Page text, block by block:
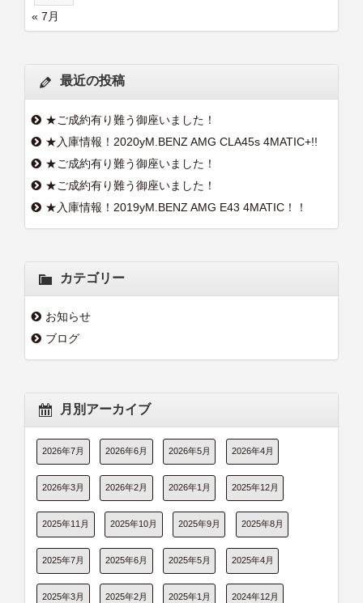
« 7月
最近の投稿
★ご成約有り難う御座いました！
★入庫情報！2020yM.BENZ AMG CLA45s 4MATIC+!!
★ご成約有り難う御座いました！
★ご成約有り難う御座いました！
★入庫情報！2019yM.BENZ AMG E43 4MATIC！！
カテゴリー
お知らせ
ブログ
月別アーカイブ
2026年7月 2026年6月 2026年5月 2026年4月
2026年3月 2026年2月 2026年1月 2025年12月
2025年11月 2025年10月 2025年9月 2025年8月
2025年7月 2025年6月 2025年5月 2025年4月
2025年3月 2025年2月 2025年1月 2024年12月